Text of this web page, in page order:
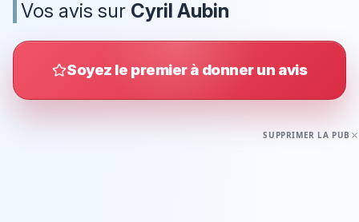
Vos avis sur Cyril Aubin
Soyez le premier à donner un avis
SUPPRIMER LA PUB